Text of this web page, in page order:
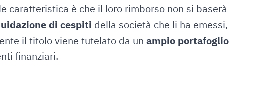
caratteristica è che il loro rimborso non si baserà
di cespiti della società che li ha emessi,
il titolo viene tutelato da un ampio portafoglio
finanziari.